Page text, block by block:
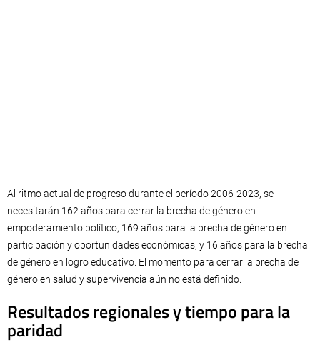
Al ritmo actual de progreso durante el período 2006-2023, se
necesitarán 162 años para cerrar la brecha de género en
empoderamiento político, 169 años para la brecha de género en
participación y oportunidades económicas, y 16 años para la brecha
de género en logro educativo. El momento para cerrar la brecha de
género en salud y supervivencia aún no está definido.
Resultados regionales y tiempo para la
paridad